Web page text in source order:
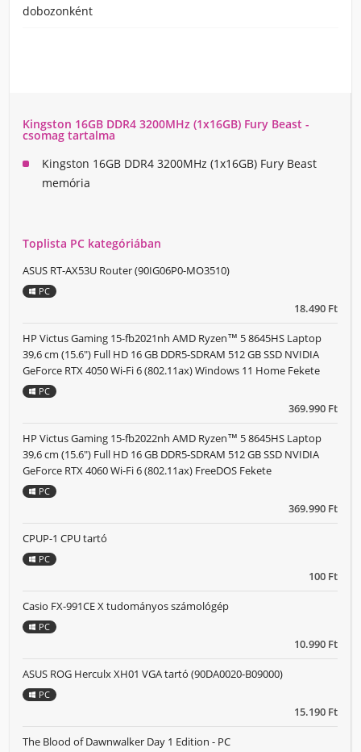
dobozonként
Kingston 16GB DDR4 3200MHz (1x16GB) Fury Beast -
csomag tartalma
Kingston 16GB DDR4 3200MHz (1x16GB) Fury Beast
memória
Toplista PC kategóriában
18.490 Ft
ASUS RT-AX53U Router (90IG06P0-MO3510)
PC
369.990 Ft
HP Victus Gaming 15-fb2021nh AMD Ryzen™ 5 8645HS Laptop
39,6 cm (15.6") Full HD 16 GB DDR5-SDRAM 512 GB SSD NVIDIA
GeForce RTX 4050 Wi-Fi 6 (802.11ax) Windows 11 Home Fekete
PC
369.990 Ft
HP Victus Gaming 15-fb2022nh AMD Ryzen™ 5 8645HS Laptop
39,6 cm (15.6") Full HD 16 GB DDR5-SDRAM 512 GB SSD NVIDIA
GeForce RTX 4060 Wi-Fi 6 (802.11ax) FreeDOS Fekete
PC
100 Ft
CPUP-1 CPU tartó
PC
10.990 Ft
Casio FX-991CE X tudományos számológép
PC
15.190 Ft
ASUS ROG Herculx XH01 VGA tartó (90DA0020-B09000)
PC
The Blood of Dawnwalker Day 1 Edition - PC